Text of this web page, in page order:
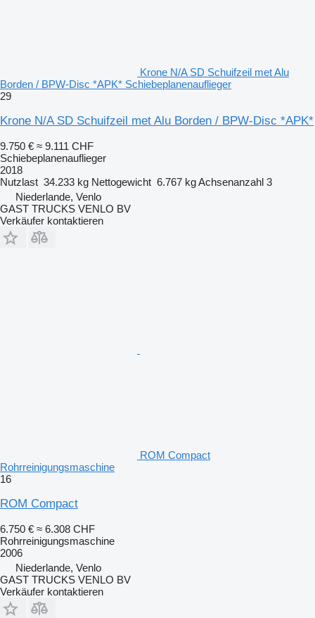
Krone N/A SD Schuifzeil met Alu
Borden / BPW-Disc *APK* Schiebeplanenauflieger
29
Krone N/A SD Schuifzeil met Alu Borden / BPW-Disc *APK*
9.750 € ≈ 9.111 CHF
Schiebeplanenauflieger
2018
Nutzlast 34.233 kg Nettogewicht 6.767 kgAchsenanzahl 3
Niederlande, Venlo
GAST TRUCKS VENLO BV
Verkäufer kontaktieren
ROM Compact
Rohrreinigungsmaschine
16
ROM Compact
6.750 € ≈ 6.308 CHF
Rohrreinigungsmaschine
2006
Niederlande, Venlo
GAST TRUCKS VENLO BV
Verkäufer kontaktieren